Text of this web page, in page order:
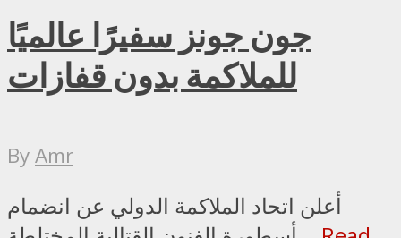
جون جونز سفيرًا عالميًا
للملاكمة بدون قفازات
ByAmr
أعلن اتحاد الملاكمة الدولي عن انضمام